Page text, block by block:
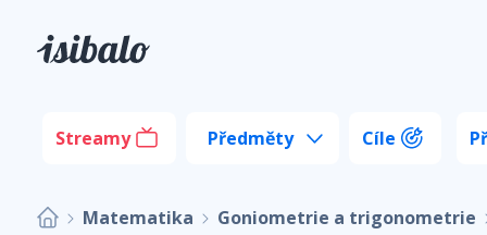
Streamy Předměty Cíle
Matematika Goniometrie a trigonometrie